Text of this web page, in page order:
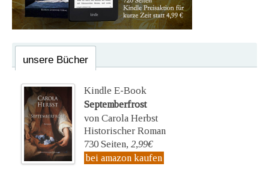
unsere Bücher
Kindle E-Book
Septemberfrost
von Carola Herbst
Historischer Roman
730 Seiten, 2,99€
bei amazon kaufen